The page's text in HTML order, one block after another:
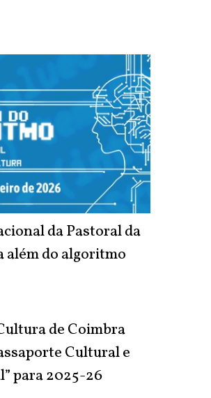
da Pastoral da
além do algoritmo
de Coimbra
Cultural e
para 2025-26